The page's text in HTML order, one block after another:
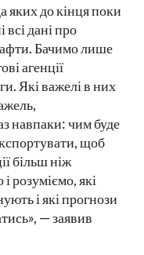
яких до кінця поки
всі дані про
Бачимо лише
агенції
Які важелі в них
навпаки: чим буде
щоб
більш ніж
розуміємо, які
і які прогнози
— заявив